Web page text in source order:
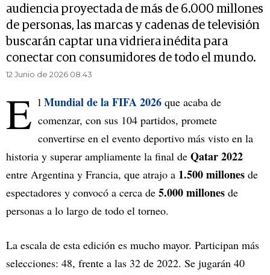
audiencia proyectada de más de 6.000 millones
de personas, las marcas y cadenas de televisión
buscarán captar una vidriera inédita para
conectar con consumidores de todo el mundo.
12 Junio de 2026 08.43
E l Mundial de la FIFA 2026 que acaba de
comenzar, con sus 104 partidos, promete
convertirse en el evento deportivo más visto en la
historia y superar ampliamente la final de Qatar 2022
entre Argentina y Francia, que atrajo a 1.500 millones de
espectadores y convocó a cerca de 5.000 millones de
personas a lo largo de todo el torneo.
La escala de esta edición es mucho mayor. Participan más
selecciones: 48, frente a las 32 de 2022. Se jugarán 40